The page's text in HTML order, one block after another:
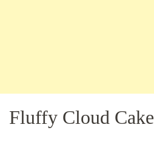
Fluffy Cloud Cake